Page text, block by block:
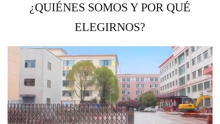
¿QUIÉNES SOMOS Y POR QUÉ
ELEGIRNOS?